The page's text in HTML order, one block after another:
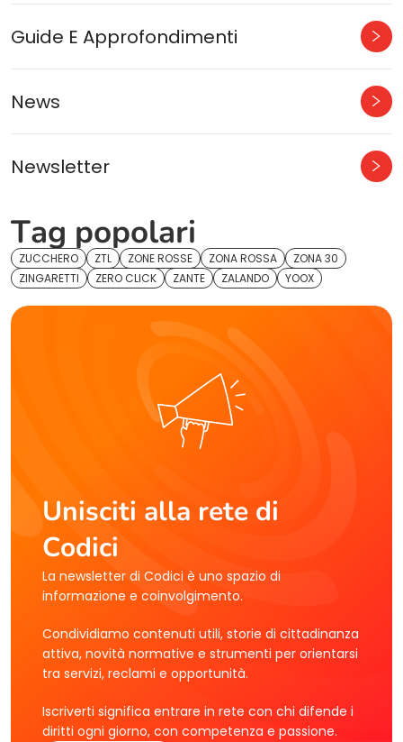
Guide E Approfondimenti
News
Newsletter
Tag popolari
ZUCCHERO ZTL ZONE ROSSE ZONA ROSSA
ZONA 30
ZINGARETTI
ZERO CLICK ZANTE ZALANDO YOOX
Unisciti alla rete di
Codici
La newsletter di Codici è uno spazio di
informazione e coinvolgimento.
Condividiamo contenuti utili, storie di cittadinanza
attiva, novità normative e strumenti per orientarsi
tra servizi, reclami e opportunità.
Iscriverti significa entrare in rete con chi difende i
diritti ogni giorno, con competenza e passione.